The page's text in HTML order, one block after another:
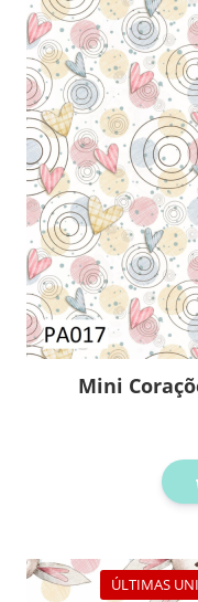
Mini
ÚLTIMAS